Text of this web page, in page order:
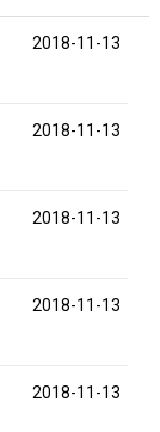
2018-11-13
2018-11-13
2018-11-13
2018-11-13
2018-11-13